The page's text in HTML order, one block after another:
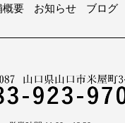
概要
お知らせ ブログ